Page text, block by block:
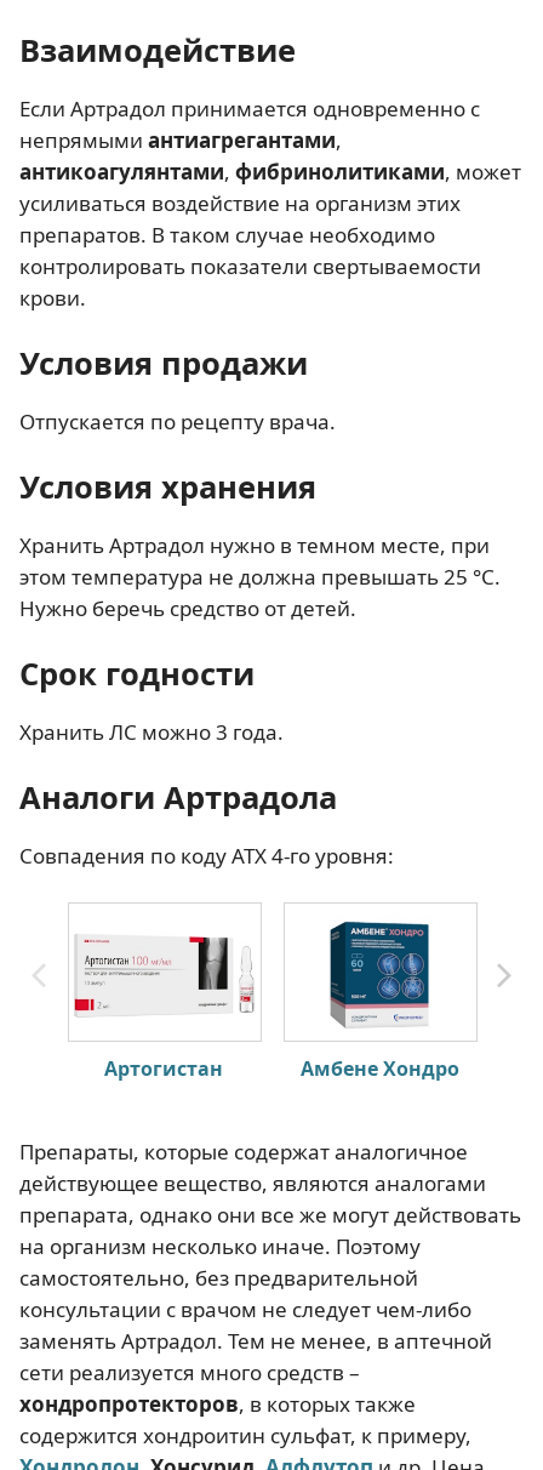
Взаимодействие
Если Артрадол принимается одновременно с
непрямыми антиагрегантами,
антикоагулянтами, фибринолитиками, может
усиливаться воздействие на организм этих
препаратов. В таком случае необходимо
контролировать показатели свертываемости
крови.
Условия продажи
Отпускается по рецепту врача.
Условия хранения
Хранить Артрадол нужно в темном месте, при
этом температура не должна превышать 25 °C.
Нужно беречь средство от детей.
Срок годности
Хранить ЛС можно 3 года.
Аналоги Артрадола
Совпадения по коду АТХ 4-го уровня:
Артогистан Амбене Хондро
Препараты, которые содержат аналогичное
действующее вещество, являются аналогами
препарата, однако они все же могут действовать
на организм несколько иначе. Поэтому
самостоятельно, без предварительной
консультации с врачом не следует чем-либо
заменять Артрадол. Тем не менее, в аптечной
сети реализуется много средств –
хондропротекторов, в которых также
содержится хондроитин сульфат, к примеру,